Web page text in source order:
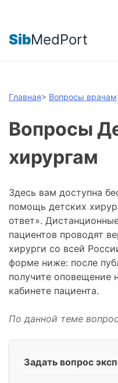
SibMedPort
Главная> Вопросы врачам
Вопросы
хирургам
Здесь вам доступна
помощь детских
ответ».
пациентов проводят
хирурги со всей
форме ниже: после
получите оповещение
кабинете пациента.
По данной теме
Задать вопрос